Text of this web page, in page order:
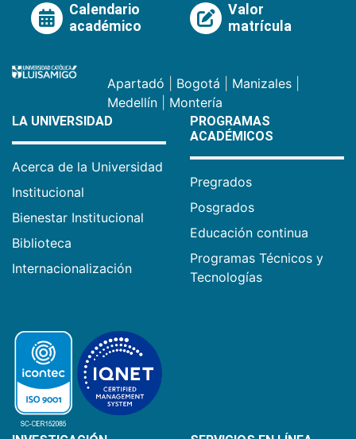
Calendario
académico
Valor
matrícula
Apartadó Bogotá Manizales
Medellín
Montería
LA UNIVERSIDAD
Acerca de la Universidad
Institucional
Bienestar Institucional
Biblioteca
Internacionalización
PROGRAMAS
ACADÉMICOS
Pregrados
Posgrados
Educación continua
Programas Técnicos y
Tecnologías